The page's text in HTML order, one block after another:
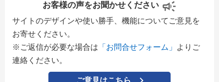
お客様の声をお聞かせください
サイトのデザインや使い勝手、機能についてご意見を
お寄せください。
※ご返信が必要な場合は 「お問合せフォーム」
よりご
連絡ください。